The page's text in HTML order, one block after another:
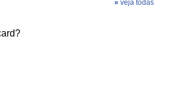
» veja todas